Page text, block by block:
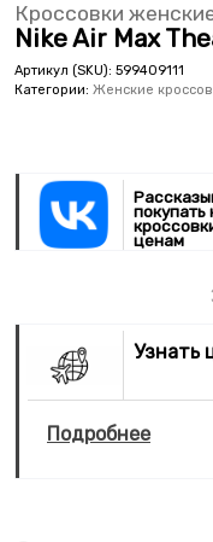
Кроссовки
Nike Air Max
Артикул (SKU): 599409111
Категории: Женские
покупать
ценам
Узнать
Подробнее